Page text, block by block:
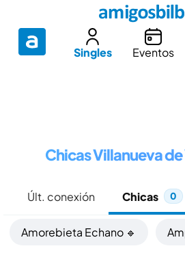
Singles Eventos
Chicas Villanueva
Últ. conexión Chicas 0
Amorebieta Echano 🔹